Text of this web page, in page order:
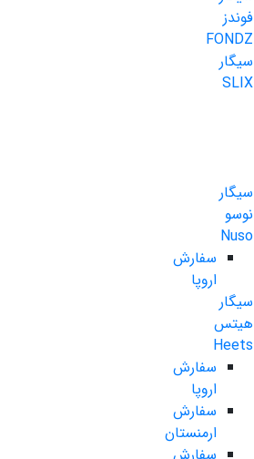
فوندز
FONDZ
سیگار
SLIX
سیگار
نوسو
Nuso
سفارش
اروپا
سیگار
هیتس
Heets
سفارش
اروپا
سفارش
ارمنستان